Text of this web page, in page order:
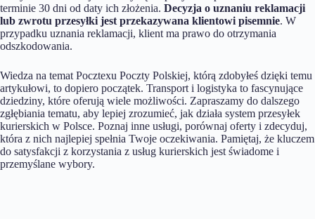
terminie 30 dni od daty ich złożenia. Decyzja o uznaniu reklamacji
lub zwrotu przesyłki jest przekazywana klientowi pisemnie. W
przypadku uznania reklamacji, klient ma prawo do otrzymania
odszkodowania.
Wiedza na temat Pocztexu Poczty Polskiej, którą zdobyłeś dzięki temu
artykułowi, to dopiero początek. Transport i logistyka to fascynujące
dziedziny, które oferują wiele możliwości. Zapraszamy do dalszego
zgłębiania tematu, aby lepiej zrozumieć, jak działa system przesyłek
kurierskich w Polsce. Poznaj inne usługi, porównaj oferty i zdecyduj,
która z nich najlepiej spełnia Twoje oczekiwania. Pamiętaj, że kluczem
do satysfakcji z korzystania z usług kurierskich jest świadome i
przemyślane wybory.